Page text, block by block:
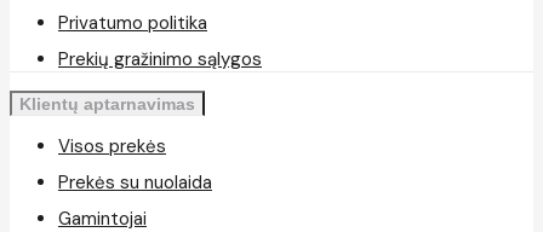
Privatumo politika
Prekių gražinimo sąlygos
Klientų aptarnavimas
Visos prekės
Prekės su nuolaida
Gamintojai